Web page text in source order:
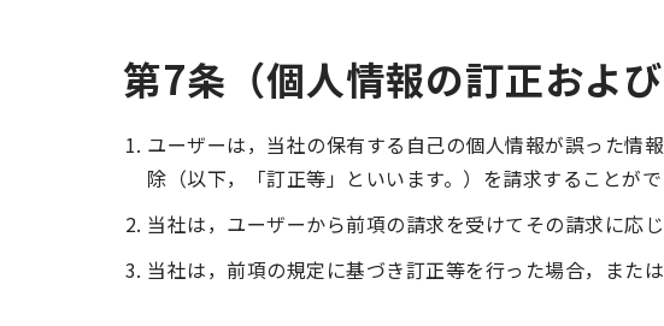
第7条（個人情報の訂正および
ユーザーは，当社の保有する自己の個人情報が誤った情
除（以下，「訂正等」といいます。）を請求することがで
当社は，ユーザーから前項の請求を受けてその請求に応
当社は，前項の規定に基づき訂正等を行った場合，また